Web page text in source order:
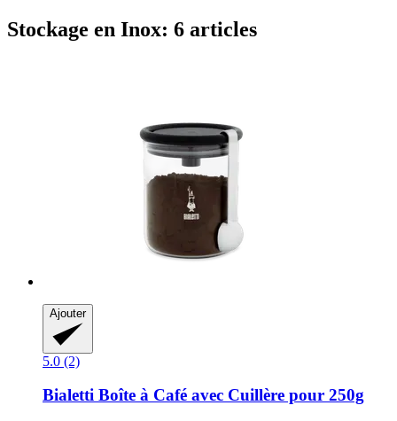
Stockage en Inox: 6 articles
Ajouter
5.0 (2)
Bialetti Boîte à Café avec Cuillère pour 250g